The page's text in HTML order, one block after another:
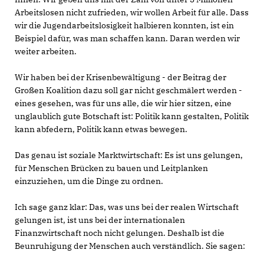
Arbeitslosen nicht zufrieden, wir wollen Arbeit für alle. Dass
wir die Jugendarbeitslosigkeit halbieren konnten, ist ein
Beispiel dafür, was man schaffen kann. Daran werden wir
weiter arbeiten.
Wir haben bei der Krisenbewältigung - der Beitrag der
Großen Koalition dazu soll gar nicht geschmälert werden -
eines gesehen, was für uns alle, die wir hier sitzen, eine
unglaublich gute Botschaft ist: Politik kann gestalten, Politik
kann abfedern, Politik kann etwas bewegen.
Das genau ist soziale Marktwirtschaft: Es ist uns gelungen,
für Menschen Brücken zu bauen und Leitplanken
einzuziehen, um die Dinge zu ordnen.
Ich sage ganz klar: Das, was uns bei der realen Wirtschaft
gelungen ist, ist uns bei der internationalen
Finanzwirtschaft noch nicht gelungen. Deshalb ist die
Beunruhigung der Menschen auch verständlich. Sie sagen: